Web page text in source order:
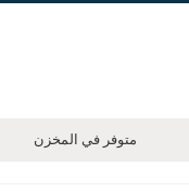
متوفر في المخزن